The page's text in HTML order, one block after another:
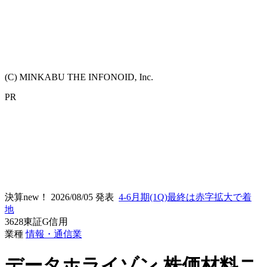
(C) MINKABU THE INFONOID, Inc.
PR
決算new！ 2026/08/05 発表 4-6月期(1Q)最終は赤字拡大で着
地
3628東証G信用
業種情報・通信業